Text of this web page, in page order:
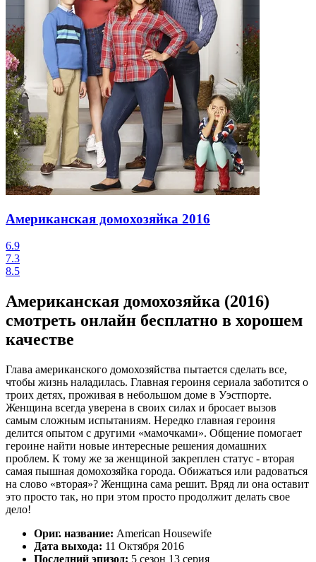
Американская домохозяйка 2016
6.9
7.3
8.5
Американская домохозяйка (2016)
смотреть онлайн бесплатно в хорошем
качестве
Глава американского домохозяйства пытается сделать все,
чтобы жизнь наладилась. Главная героиня сериала заботится о
троих детях, проживая в небольшом доме в Уэстпорте.
Женщина всегда уверена в своих силах и бросает вызов
самым сложным испытаниям. Нередко главная героиня
делится опытом с другими «мамочками». Общение помогает
героине найти новые интересные решения домашних
проблем. К тому же за женщиной закреплен статус - вторая
самая пышная домохозяйка города. Обижаться или радоваться
на слово «вторая»? Женщина сама решит. Вряд ли она оставит
это просто так, но при этом просто продолжит делать свое
дело!
Ориг. название: American Housewife
Дата выхода: 11 Октября 2016
Последний эпизод: 5 сезон 13 серия